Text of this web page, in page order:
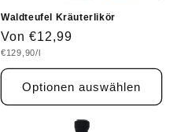
Waldteufel Kräuterlikör
Normaler
Preis
Von €12,99
Grundpreis
€129,90/l
Optionen auswählen